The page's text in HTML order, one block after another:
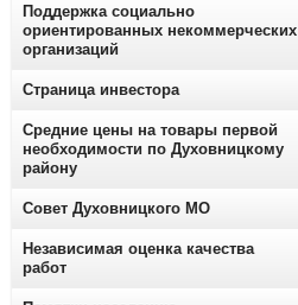
Поддержка социально
ориентированных некоммерческих
организаций
Страница инвестора
Средние цены на товары первой
необходимости по Духовницкому
району
Совет Духовницкого МО
Независимая оценка качества
работ